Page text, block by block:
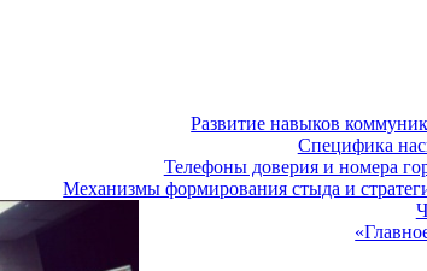
Развитие навыков
Специфика
Телефоны доверия и номера
Механизмы формирования стыда и